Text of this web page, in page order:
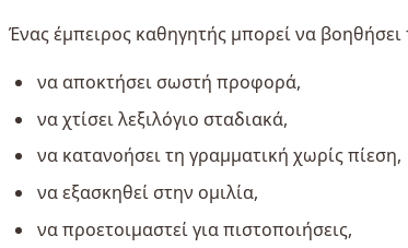
Ένας έμπειρος καθηγητής μπορεί να βοηθήσει
να αποκτήσει σωστή προφορά,
να χτίσει λεξιλόγιο σταδιακά,
να κατανοήσει τη γραμματική χωρίς πίεση,
να εξασκηθεί στην ομιλία,
να προετοιμαστεί για πιστοποιήσεις,